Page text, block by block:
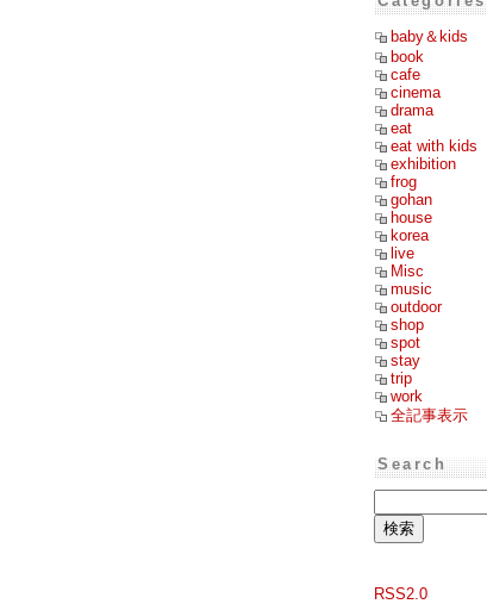
baby＆kids
book
cafe
cinema
drama
eat
eat with kids
exhibition
frog
gohan
house
korea
live
Misc
music
outdoor
shop
spot
stay
trip
work
全記事表示
Search
RSS2.0